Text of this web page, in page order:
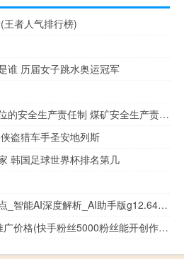
王者人气排行榜)
谁 历届女子跳水奥运冠军
结合矿井实际简述自身岗位的安全生产责任制 煤矿安全生产责任书
盗猎车手圣安地列斯
韩国足球世界杯排名第几
香港内部马料免费资料亮点_智能AI深度解析_AI助手版g12.64.712
快手粉丝自助 5000粉丝推广价格(快手粉丝5000粉丝能开创作者)